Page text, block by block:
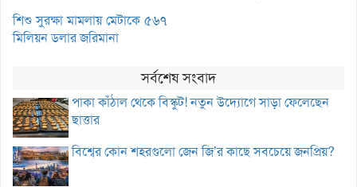
শিশু সুরক্ষা মামলায় মেটাকে ৫৬৭
মিলিয়ন ডলার জরিমানা
সর্বশেষ সংবাদ
পাকা কাঁঠাল থেকে বিস্কুট! নতুন উদ্যোগে সাড়া ফেলেছেন
ছাত্তার
বিশ্বের কোন শহরগুলো জেন জি’র কাছে সবচেয়ে জনপ্রিয়?